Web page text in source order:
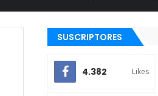
SUSCRIPTORES
4.382 Likes